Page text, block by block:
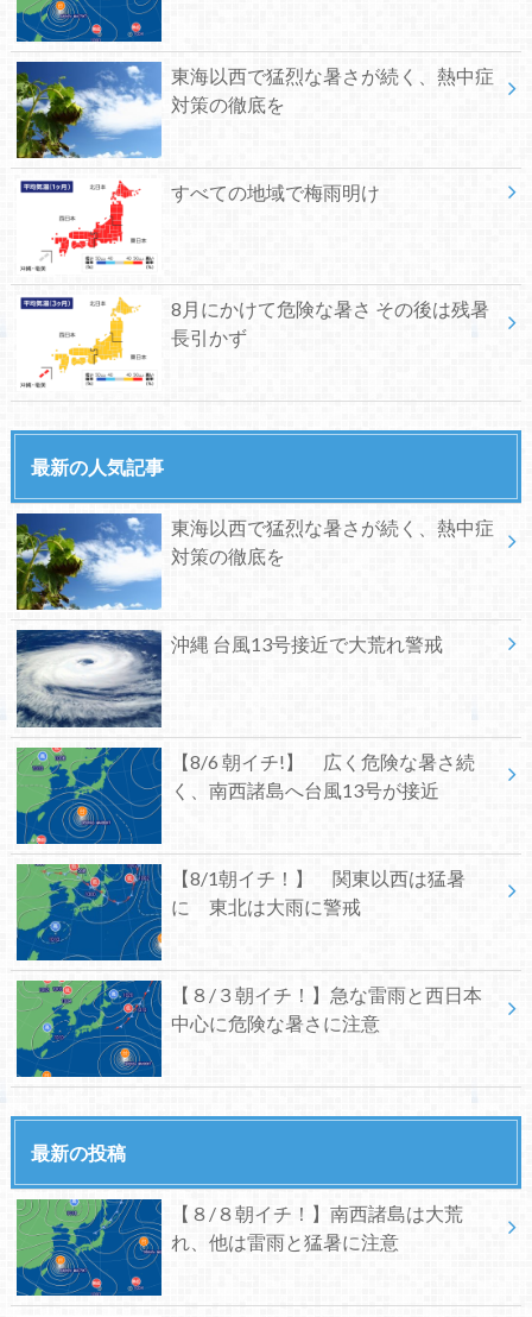
東海以西で猛烈な暑さが続く、熱中症
対策の徹底を
すべての地域で梅雨明け
8月にかけて危険な暑さ その後は残暑
長引かず
最新の人気記事
東海以西で猛烈な暑さが続く、熱中症
対策の徹底を
沖縄 台風13号接近で大荒れ警戒
【8/6 朝イチ!】 広く危険な暑さ続
く、南西諸島へ台風13号が接近
【8/1朝イチ！】 関東以西は猛暑
に 東北は大雨に警戒
【８/３朝イチ！】急な雷雨と西日本
中心に危険な暑さに注意
最新の投稿
【８/８朝イチ！】南西諸島は大荒
れ、他は雷雨と猛暑に注意